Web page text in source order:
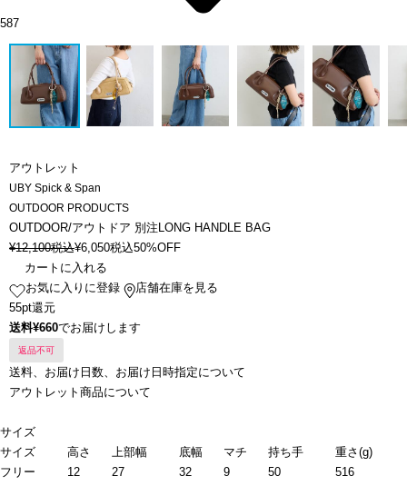
587
アウトレット
UBY Spick & Span
OUTDOOR PRODUCTS
OUTDOOR/アウトドア 別注LONG HANDLE BAG
¥12,100税込¥6,050税込50%OFF
カートに入れる
お気に入りに登録
店舗在庫を見る
55pt還元
送料¥660でお届けします
返品不可
送料、お届け日数、お届け日時指定について
アウトレット商品について
サイズ
サイズ
高さ 上部幅 底幅 マチ 持ち手
重さ(g)
フリー
12 27 32 9 50
516